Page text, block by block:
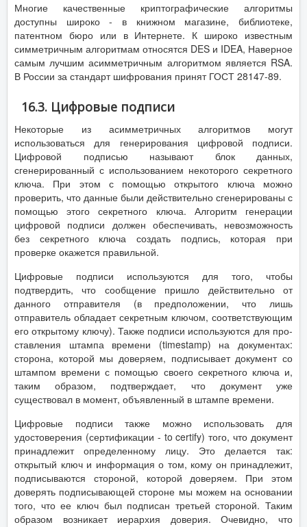
Многие качественные криптографические алгоритмы
доступны широко - в книжном магазине, библиотеке,
патентном бюро или в Интернете. К широко известным
симметричным алгоритмам относятся DES и IDEA, Наверное
самым лучшим асимметричным алгоритмом является RSA.
В России за стандарт шифрования принят ГОСТ 28147-89.
16.3. Цифровые подписи
Некоторые из асимметричных алгоритмов могут
использоваться для генерирования цифровой подписи.
Цифровой подписью называют блок данных,
сгенерированный с использованием некоторого секретного
ключа. При этом с помощью открытого ключа можно
проверить, что данные были действительно сгенерированы с
помощью этого секретного ключа. Алгоритм генерации
цифровой подписи должен обеспечивать, невозможность
без секретного ключа создать подпись, которая при
проверке окажется правильной.
Цифровые подписи используются для того, чтобы
подтвердить, что сообщение пришло действительно от
данного отправителя (в предположении, что лишь
отправитель обладает секретным ключом, соответствующим
его открытому ключу). Также подписи используются для про-
ставления штампа времени (timestamp) на документах:
сторона, которой мы доверяем, подписывает документ со
штампом времени с помощью своего секретного ключа и,
таким образом, подтверждает, что документ уже
существовал в момент, объявленный в штампе времени.
Цифровые подписи также можно использовать для
удостоверения (сертификации - to certify) того, что документ
принадлежит определенному лицу. Это делается так:
открытый ключ и информация о том, кому он принадлежит,
подписываются стороной, которой доверяем. При этом
доверять подписывающей стороне мы можем на основании
того, что ее ключ был подписан третьей стороной. Таким
образом возникает иерархия доверия. Очевидно, что